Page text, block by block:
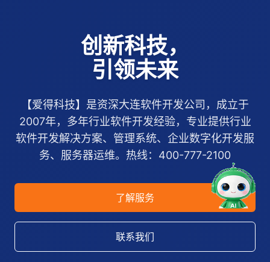
创新科技，
引领未来
【爱得科技】是资深大连软件开发公司，成立于
2007年，多年行业软件开发经验，专业提供行业
软件开发解决方案、管理系统、企业数字化开发服
务、服务器运维。热线：400-777-2100
了解服务
联系我们